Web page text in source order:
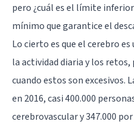
pero ¿cuál es el límite
mínimo que garantice el
Lo cierto es que el cerebro
la actividad diaria y los
cuando estos son excesivos.
en 2016, casi 400.000
cerebrovascular y 347.000